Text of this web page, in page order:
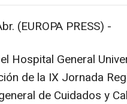
(EUROPA PRESS) -
Hospital General
de la IX Jornada
de Cuidados y